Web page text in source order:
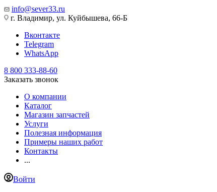
info@sever33.ru
г. Владимир, ул. Куйбышева, 66-Б
Вконтакте
Telegram
WhatsApp
8 800 333-88-60
Заказать звонок
О компании
Каталог
Магазин запчастей
Услуги
Полезная информация
Примеры наших работ
Контакты
...
Войти